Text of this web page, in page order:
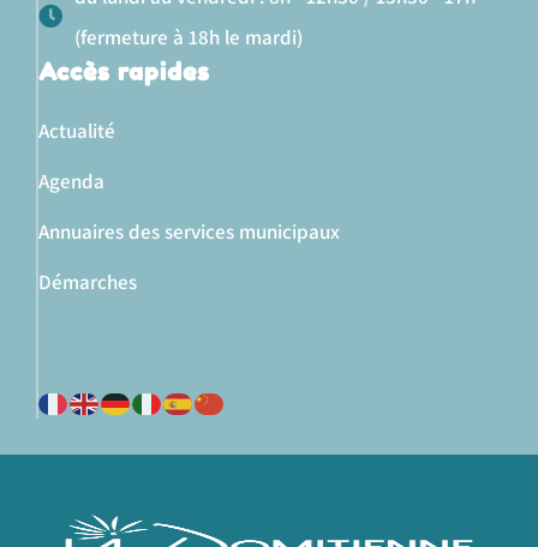
(fermeture à 18h le mardi)
Accès rapides
Actualité
Agenda
Annuaires des services municipaux
Démarches